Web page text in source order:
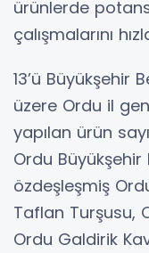
ürünlerde
çalışmalarını
13’ü Büyükşehir
üzere Ordu il
yapılan ürün
Ordu
özdeşleşmiş
Taflan Turşusu,
Ordu Galdirik